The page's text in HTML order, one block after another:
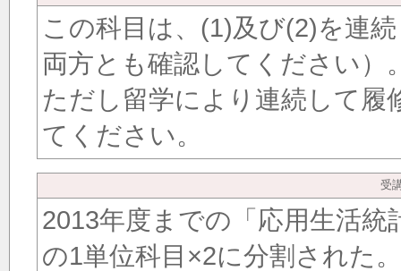
この科目は、(1)及び(2)を連
両方とも確認してください）
ただし留学により連続して履
てください。
受
2013年度までの「応用生活
の1単位科目×2に分割された。